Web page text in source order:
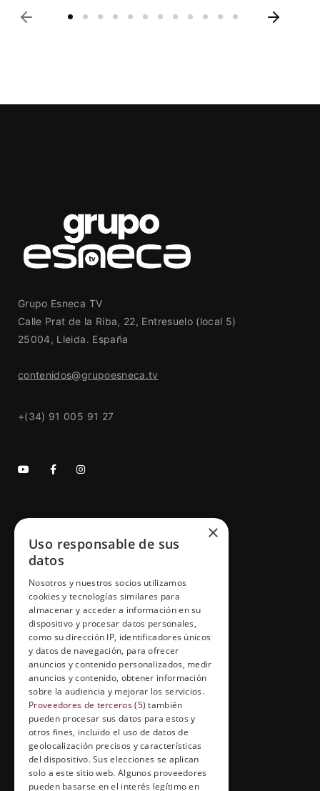
Grupo Esneca TV
Calle Prat de la Riba, 22, Entresuelo (local 5)
25004, Lleida. España
contenidos@grupoesneca.tv
+(34) 91 005 91 27
GRUPO ESNECA TV
Inicio
Información Legal
Política de Cookies
FORMACIÓN Y ENTRETENIMIENTO
Formación abierta
Cuídate con Grupo Esneca
Entrevistas profesionales
×
Uso responsable de sus
datos
Nosotros y nuestros socios utilizamos
cookies y tecnologías similares para
almacenar y acceder a información en su
dispositivo y procesar datos personales,
como su dirección IP, identificadores únicos
y datos de navegación, para ofrecer
anuncios y contenido personalizados, medir
anuncios y contenido, obtener información
sobre la audiencia y mejorar los servicios.
Proveedores de terceros (5) también
pueden procesar sus datos para estos y
otros fines, incluido el uso de datos de
geolocalización precisos y características
del dispositivo. Sus elecciones se aplican
solo a este sitio web. Algunos proveedores
pueden basarse en el interés legítimo en